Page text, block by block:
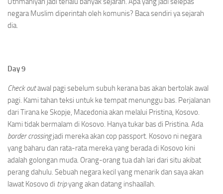
negara Muslim diperintah oleh komunis? Baca sendiri ya sejarah
dia.
Day 9
Check outawal pagi sebelum subuh kerana bas akan bertolak awal
pagi. Kami tahan teksi untuk ke tempat menunggu bas. Perjalanan
dari Tirana ke Skopje, Macedonia akan melalui Pristina, Kosovo.
Kami tidak bermalam di Kosovo. Hanya tukar bas di Pristina. Ada
border crossingjadi mereka akan cop passport. Kosovo ni negara
yang baharu dan rata-rata mereka yang berada di Kosovo kini
adalah golongan muda. Orang-orang tua dah lari dari situ akibat
perang dahulu. Sebuah negara kecil yang menarik dan saya akan
lawat Kosovo di tripyang akan datang inshaallah.